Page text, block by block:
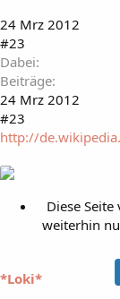
24 Mrz 2012
#23
Dabei
Beiträge
24 Mrz 2012
#23
http://
*Loki*
Diese
weiterhin